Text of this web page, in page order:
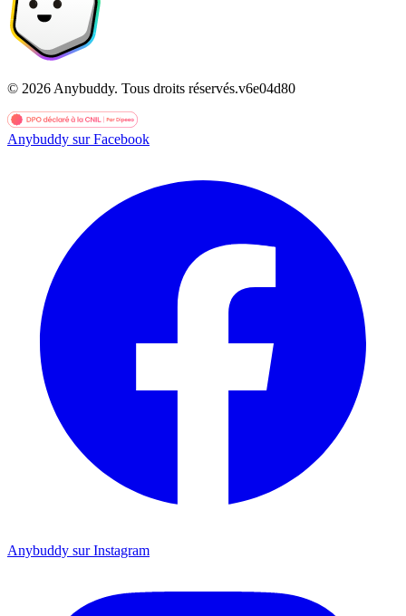
© 2026 Anybuddy. Tous droits réservés.v6e04d80
Anybuddy sur Facebook
Anybuddy sur Instagram